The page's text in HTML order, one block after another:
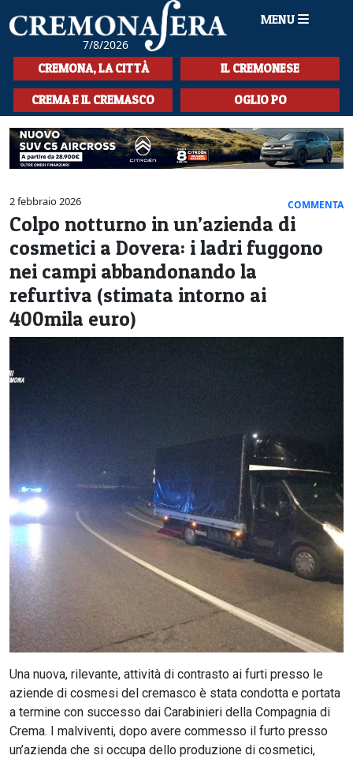
7/8/2026
MENU
HOME
CRONACA
SPORT
LA MUSICA
CULTURA
LA STORIA
SPETTACOLI
L'EDITORIALE
SEZIONI
CREMONA, LA CITTÀ IL CREMONESE
CREMA E IL CREMASCO OGLIO PO
2 febbraio 2026 COMMENTA
Colpo notturno in un’azienda di
cosmetici a Dovera: i ladri fuggono
nei campi abbandonando la
refurtiva (stimata intorno ai
400mila euro)
Una nuova, rilevante, attività di contrasto ai furti presso le
aziende di cosmesi del cremasco è stata condotta e portata
a termine con successo dai Carabinieri della Compagnia di
Crema. I malviventi, dopo avere commesso il furto presso
un’azienda che si occupa dello produzione di cosmetici,